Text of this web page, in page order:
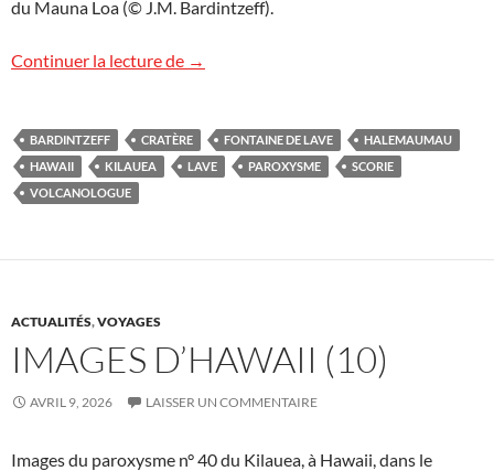
du Mauna Loa (© J.M. Bardintzeff).
Continuer la lecture de Images d’Hawaii (11)
→
BARDINTZEFF CRATÈRE FONTAINE DE LAVE
HALEMAUMAU
HAWAII
KILAUEA LAVE PAROXYSME
SCORIE
VOLCANOLOGUE
ACTUALITÉS,VOYAGES
IMAGES D’HAWAII (10)
AVRIL 9, 2026 LAISSER UN COMMENTAIRE
Images du paroxysme n° 40 du Kilauea, à Hawaii, dans le